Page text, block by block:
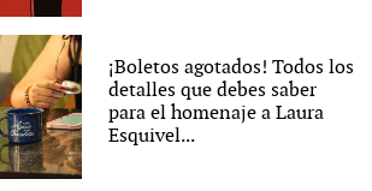
¡Boletos agotados! Todos los
detalles que debes saber
para el homenaje a Laura
Esquivel...